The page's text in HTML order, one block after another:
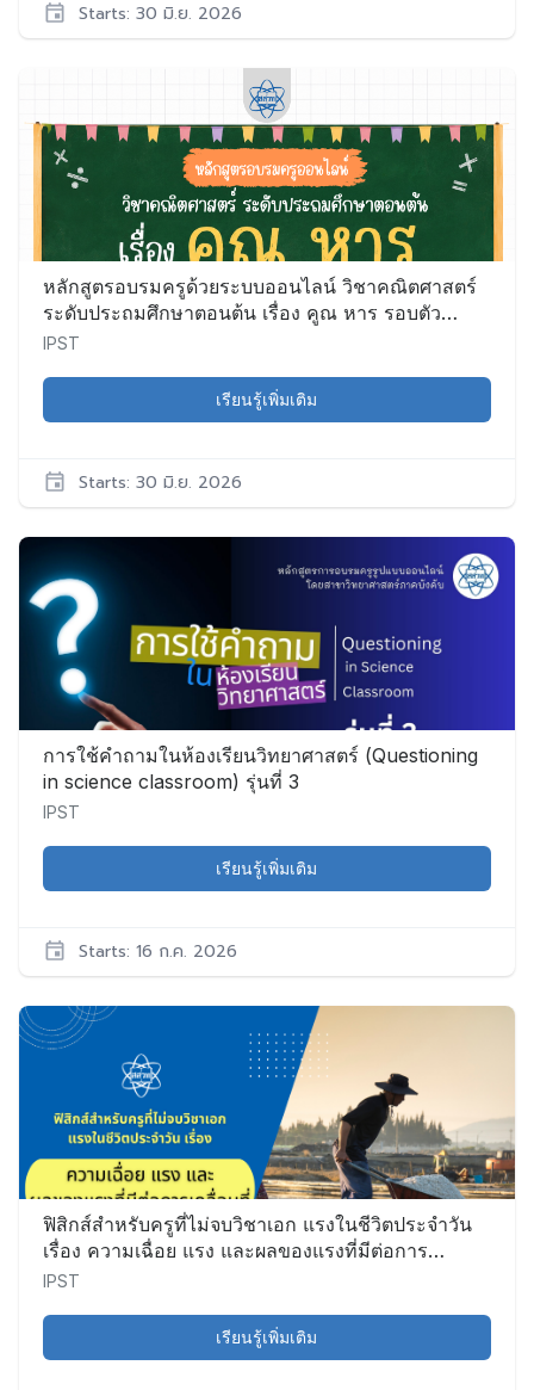
Starts: 30 มิ.ย. 2026
เริ่ม:
30
หลักสูตรอบรมครูด้วยระบบออนไลน์ วิชาคณิตศาสตร์
ระดับประถมศึกษาตอนต้น เรื่อง คูณ หาร รอบตัว
Online Training for Primary Mathematics
IPST
เรียนรู้เพิ่มเติม
Starts: 30 มิ.ย. 2026
IPST
Math020
เริ่ม:
30
มิ.ย.
2026
การใช้คำถามในห้องเรียนวิทยาศาสตร์ (Questioning
in science classroom) รุ่นที่ 3
IPST
เรียนรู้เพิ่มเติม
Starts: 16 ก.ค. 2026
IPST
Sci027
16
ก.ค.
2026
ฟิสิกส์สำหรับครูที่ไม่จบวิชาเอก แรงในชีวิตประจำวัน
เรื่อง ความเฉื่อย แรง และผลของแรงที่มีต่อการ
เคลื่อนที่ รุ่นที่ 1
IPST
เรียนรู้เพิ่มเติม